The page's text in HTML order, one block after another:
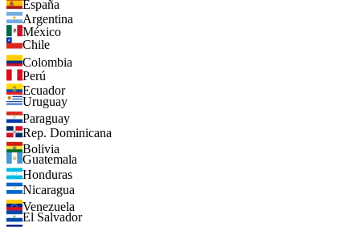
Argentina
México
Chile
Colombia
Perú
Ecuador
Uruguay
Paraguay
Rep. Dominicana
Bolivia
Guatemala
Honduras
Nicaragua
Venezuela
El Salvador